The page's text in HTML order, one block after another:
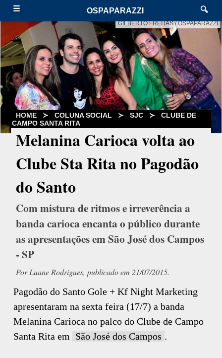
☰ OSPAPARAZZI 🔍
GILBERTO FREITAS / OSPAPARAZZI
HOME ≻ COLUNA SOCIAL ≻ SJC ≻
CLUBE DE
CAMPO SANTA RITA
Melanina Carioca volta ao
Clube Sta Rita no Pagodão
do Santo
Com mistura de ritmos e irreverência a
banda carioca encanta o público durante
as apresentações em São José dos Campos
- SP
Por Luane Rodrigues, publicado em 21/07/2015.
Pagodão do Santo Gole + Kf Night Marketing
apresentaram na sexta feira (17/7) a banda
Melanina Carioca no palco do Clube de Campo
Santa Rita em
São José dos Campos .